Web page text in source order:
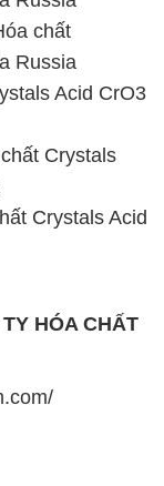
chất
Russia
Acid CrO3
Crystals
Crystals Acid
HÓA CHẤT